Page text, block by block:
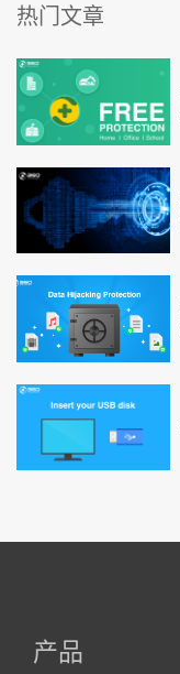
热门文章
产品